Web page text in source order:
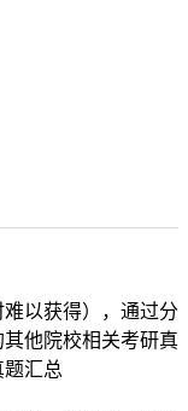
以获得），通过分
他院校相关考研真
汇总